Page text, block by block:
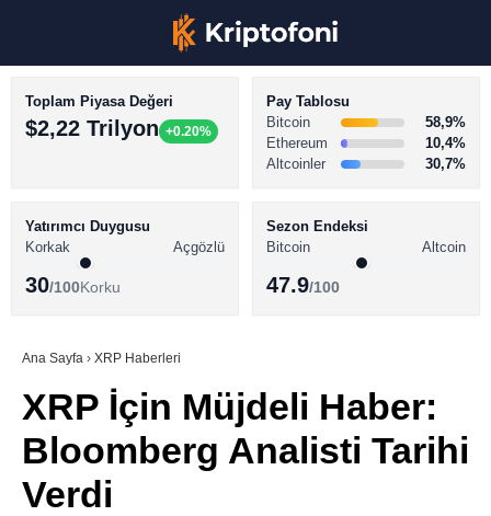
Youtube
TikTok
BİTCOİN HABERLERİ
ALTCOİN HABERLERİ
SÖZLÜK
Toplam Piyasa Değeri
$2,22 Trilyon +0.20%
Pay Tablosu
Bitcoin
58,9%
Ethereum
10,4%
Altcoinler
30,7%
Yatırımcı Duygusu
Korkak
Açgözlü
30/100Korku
Sezon Endeksi
Bitcoin
Altcoin
47.9/100
Ana Sayfa › XRP Haberleri
XRP İçin Müjdeli Haber:
Bloomberg Analisti Tarihi
Verdi